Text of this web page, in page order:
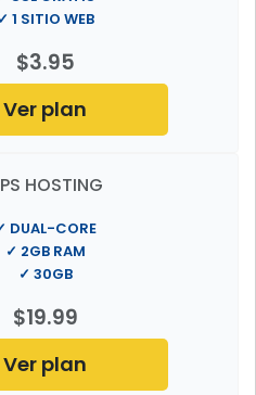
$3.95
✓ 1 SITIO WEB
Ver plan
HOSTING
$19.99
DUAL-CORE
✓ 2GB RAM
✓ 30GB
Ver plan